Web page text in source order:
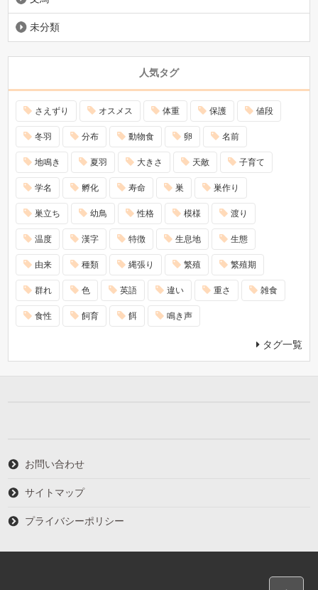
未分類
人気タグ
さえずり オスメス 体重 保護 値段
冬羽 分布 動物食 卵 名前
地鳴き 夏羽 大きさ 天敵 子育て
学名 孵化 寿命 巣 巣作り
巣立ち 幼鳥 性格 模様 渡り
温度 漢字 特徴 生息地 生態
由来 種類 縄張り 繁殖 繁殖期
群れ 色 英語 違い 重さ 雑食
食性 飼育 餌 鳴き声
タグ一覧
お問い合わせ
サイトマップ
プライバシーポリシー